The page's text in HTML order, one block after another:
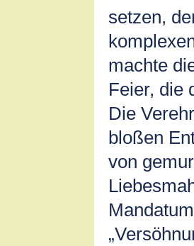
setzen,
machte
Feier, die
Die
bloßen
von